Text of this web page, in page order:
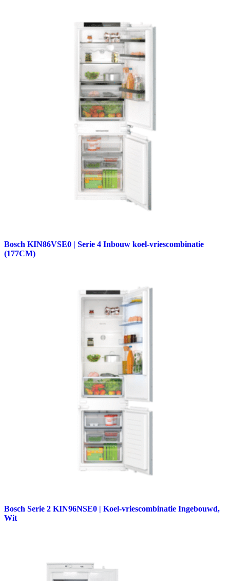
Bosch KIN86VSE0 | Serie 4 Inbouw koel-vriescombinatie
(177CM)
Bosch Serie 2 KIN96NSE0 | Koel-vriescombinatie Ingebouwd,
Wit